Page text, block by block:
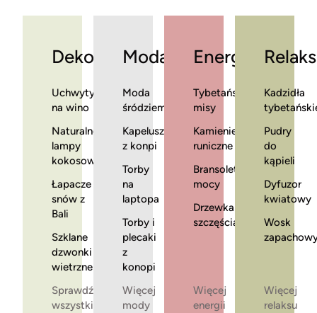
Dekoracje
Uchwyty
na wino
Naturalne
lampy
kokosowe
Łapacze
snów z
Bali
Szklane
dzwonki
wietrzne
Sprawdź
wszystkie
Moda
Moda
śródziemnomorska
Kapelusze
z konpi
Torby
na
laptopa
Torby i
plecaki
z
konopi
Więcej
mody
Energia
Tybetańskie
misy
Kamienie
runiczne
Bransoletki
mocy
Drzewka
szczęścia
Więcej
energii
Relaks
Kadzidła
Pudry
do
kąpieli
Dyfuzor
kwiatowy
Wosk
Więcej
relaksu